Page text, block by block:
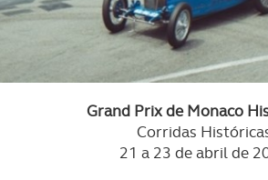
Grand Prix de Monaco
Corridas
21 a 23 de abril de